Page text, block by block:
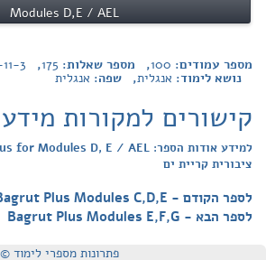
Modules D,E / AEL
מספר עמודים: 100, מספר שאלות: 175
, ISBN:
3
נושא לימוד: אנגלית, שפה: אנגלית
קישורים למקורות
ציבורית קריית ים
לספר הקודם - Bagrut Plus Modules C,D,E
לספר הבא - Bagrut Plus Modules E,F,G
פתרונות מספרי לימוד © Tiktek Learning 2026